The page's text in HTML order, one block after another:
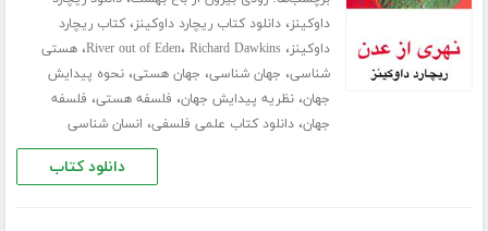
داوکینز،دانلود کتاب ریچارد داوکینز،کتاب ریچارد
داوکینز، River out of Eden، Richard Dawkins ،هستی
شناسی، جهان شناسی، جهان هستی،نحوه پیدایش
جهان،نظریه پیدایش جهان، فلسفه هستی، فلسفه
جهان،دانلود کتاب علمی فلسفی، انسان شناسی
دانلود کتاب